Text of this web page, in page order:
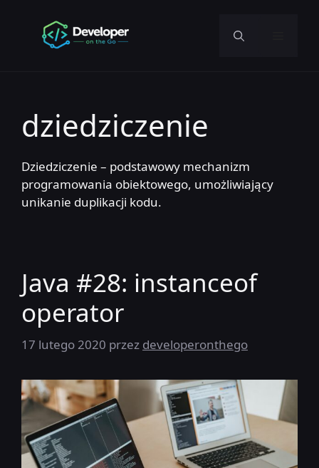
dziedziczenie
Dziedziczenie – podstawowy mechanizm
programowania obiektowego, umożliwiający
unikanie duplikacji kodu.
Java #28: instanceof
operator
17 lutego 2020 przez developeronthego